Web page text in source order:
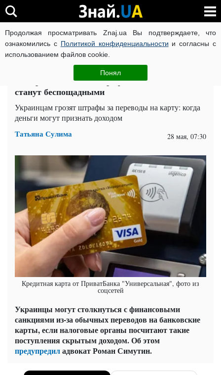
Продолжая просматривать Znaj.ua Вы подтверждаете, что
ознакомились с Политикой конфиденциальности и согласны с
использованием файлов cookie.
Понял
ВОЙНА РОССИИ ПРОТИВ УКРАИНЫ КОРОНАВИРУС В
ЧИТАТИ УКРАЇНСЬКОЮ
За перевод в 1000 – штраф 17000: наказания
станут беспощадными
Украинцам грозят штрафы за переводы на карту: когда
деньги могут признать доходом
Татьяна Сулима 28 мая, 07:30
Кредитная карта от ПриватБанка "Универсальная", фото из
соцсетей
Украинцы могут столкнуться с финансовыми
санкциями из-за обычных переводов на банковские
карты, если налоговые органы посчитают такие
поступления скрытым доходом. Об этом
предупредиладвокат Роман Симутин.